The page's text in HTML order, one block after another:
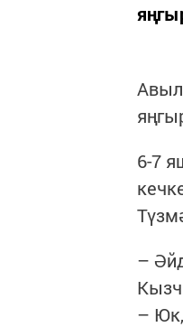
6-7
–
–